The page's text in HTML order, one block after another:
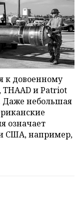
к довоенному
THAAD и Patriot
Даже небольшая
означает
США, например,